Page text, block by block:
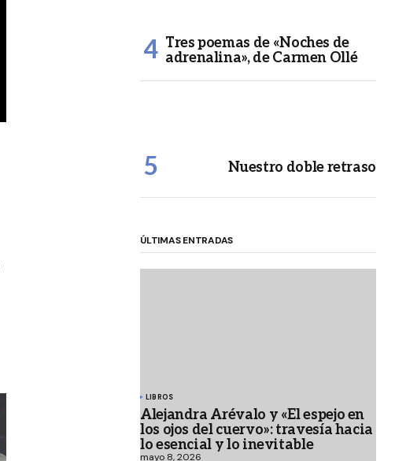
Tres poemas de «Noches de
adrenalina», de Carmen Ollé
Nuestro doble retraso
ÚLTIMAS ENTRADAS
LIBROS
Alejandra Arévalo y «El espejo en
los ojos del cuervo»: travesía hacia
lo esencial y lo inevitable
mayo 8, 2026